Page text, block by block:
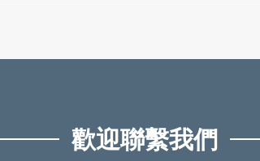
歡迎聯繫我們